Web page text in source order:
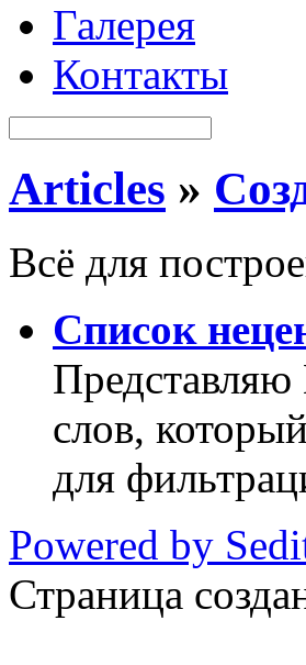
Галерея
Контакты
Articles »
Всё для
Список
слов,
для
Powered by
Страница